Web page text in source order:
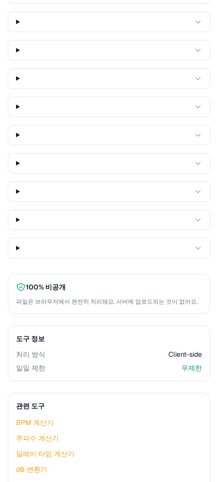
100% 비공개
파일은 브라우저에서 완전히 처리돼요. 서버에 업로드되는 것이 없어요.
도구 정보
처리 방식
Client-side
일일 제한
무제한
관련 도구
BPM 계산기
주파수 계산기
딜레이 타임 계산기
dB 변환기